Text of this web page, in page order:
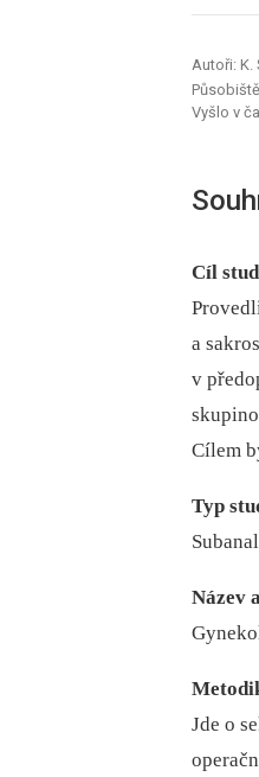
Autoři: K.
Vyšlo v
Cíl
a
v
Cílem
Typ
Název
Jde o